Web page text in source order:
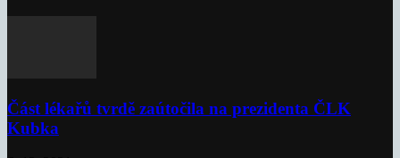
Část lékařů tvrdě zaútočila na prezidenta ČLK
Kubka